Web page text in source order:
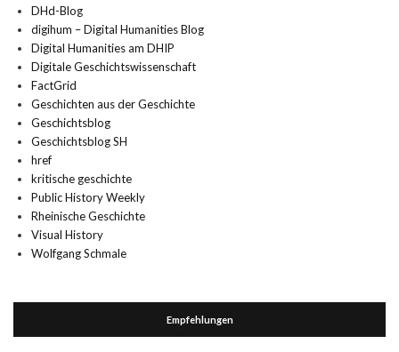
DHd-Blog
digihum – Digital Humanities Blog
Digital Humanities am DHIP
Digitale Geschichtswissenschaft
FactGrid
Geschichten aus der Geschichte
Geschichtsblog
Geschichtsblog SH
href
kritische geschichte
Public History Weekly
Rheinische Geschichte
Visual History
Wolfgang Schmale
Empfehlungen